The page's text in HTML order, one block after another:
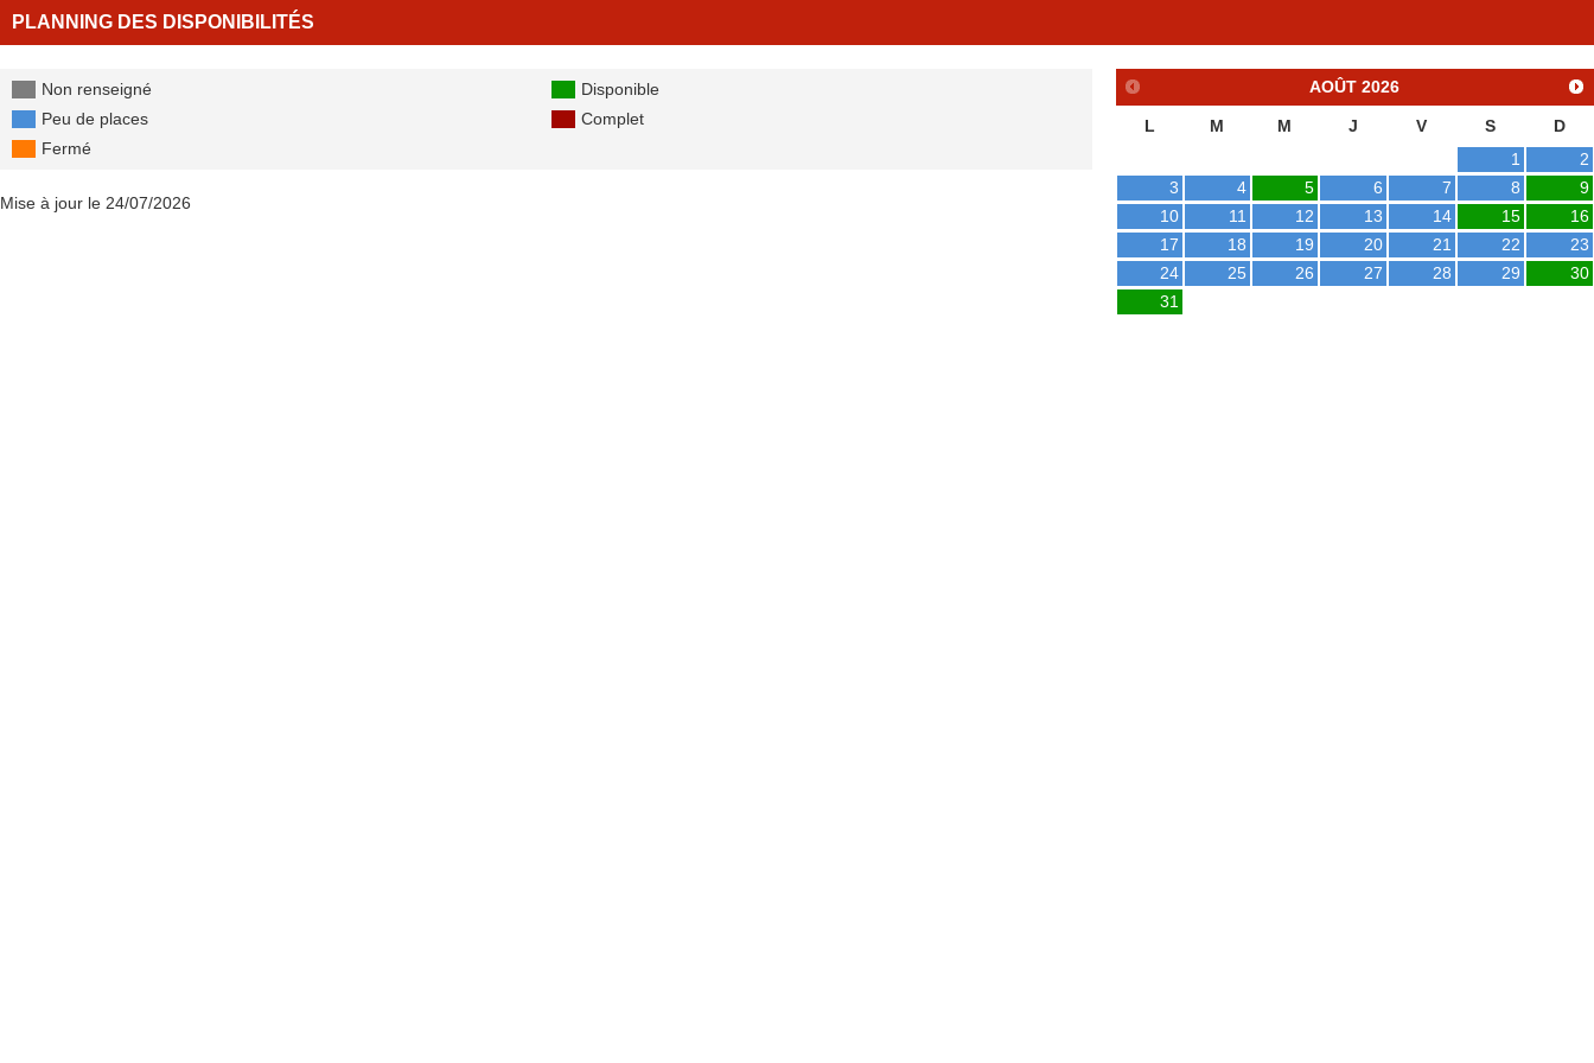
PLANNING DES DISPONIBILITÉS
Non renseigné
Disponible
Peu de places
Complet
Fermé
AOÛT 2026
L M M J V S
D
1
2
3
4 5 6 7 8
9
10
11 12 13 14 15
16
17
18 19 20 21 22
23
24
25 26 27 28 29
30
31
Mise à jour le 24/07/2026